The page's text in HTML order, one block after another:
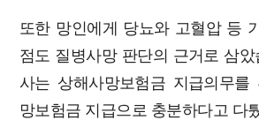
또한 망인에게 당뇨와 고혈압 등
점도 질병사망 판단의 근거로 삼
사는 상해사망보험금 지급의무를
망보험금 지급으로 충분하다고 다